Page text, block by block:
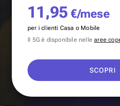
11,95 €/mese
per i clienti Casa o Mobile
Il 5G è disponibile nellearee
SCOPRI